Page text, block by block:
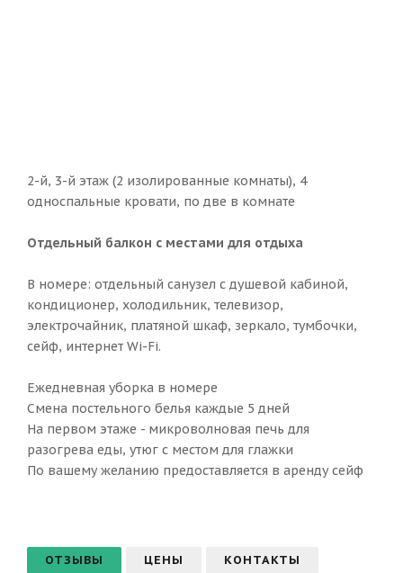
2-й, 3-й этаж (2 изолированные комнаты), 4
односпальные кровати, по две в комнате
Отдельный балкон с местами для отдыха
В номере: отдельный санузел с душевой кабиной,
кондиционер, холодильник, телевизор,
электрочайник, платяной шкаф, зеркало, тумбочки,
сейф, интернет Wi-Fi.
Ежедневная уборка в номере
Смена постельного белья каждые 5 дней
На первом этаже - микроволновая печь для
разогрева еды, утюг с местом для глажки
По вашему желанию предоставляется в аренду сейф
ОТЗЫВЫ ЦЕНЫ КОНТАКТЫ